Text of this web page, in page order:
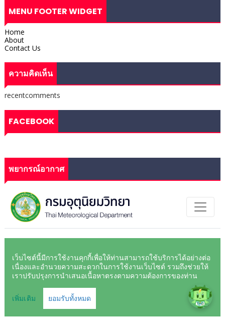
MENU FOOTER WIDGET
Home
About
Contact Us
ความคิดเห็น
recentcomments
FACEBOOK
พยากรณ์อากาศ